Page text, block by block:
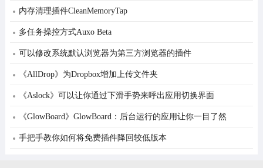
内存清理插件CleanMemoryTap
多任务操控方式Auxo Beta
可以修改系统默认浏览器为第三方浏览器的插件
《AllDrop》为Dropbox增加上传文件夹
《Aslock》可以让你通过下滑手势来呼出应用切换界面
《GlowBoard》GlowBoard：后台运行的应用让你一目了然
手把手教你如何将免费插件降回较低版本